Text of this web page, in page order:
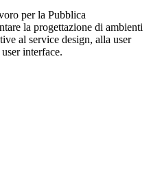
per la Pubblica
la progettazione di ambienti
al service design, alla user
interface.